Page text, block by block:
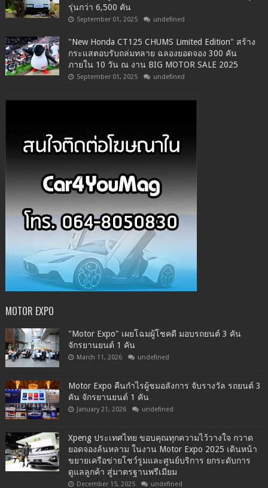
รุ่นกว่า 6,500 คัน
September 01, 2025 undefined
"New Honda CT125 CHUMS Limited Edition" สร้าง
กระแสตอบรับถล่มทลาย ฉลองยอดจอง 300 คัน
ภายใน 10 วัน ณ งาน BIG MOTOR SALE 2025
September 01, 2025 undefined
MOTOR EXPO
"Motor Expo" เผยโฉมผู้โชคดี มอบรถยนต์ 3 คัน
จักรยานยนต์ 1 คัน
March 11, 2026 undefined
Motor Expo คืนกำไรผู้ชมอลังการ จับรางวัล รถยนต์ 3
คัน จักรยานยนต์ 1 คัน
January 21, 2026 undefined
Xpeng ประเทศไทย ขอบคุณทุกความไว้วางใจ กวาด
ยอดจองล้นหลาม ในงาน Motor Expo 2025 เดินหน้า
ขยายเครือข่ายโชว์รูมและศูนย์บริการ ยกระดับการ
ดูแลลูกค้า สู่มาตรฐานพรีเมียม
December 15, 2025 undefined